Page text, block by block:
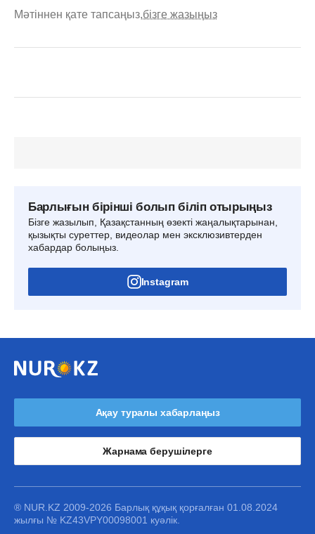
Мәтіннен қате тапсаңыз,бізге жазыңыз
Барлығын бірінші болып біліп отырыңыз
Бізге жазылып, Қазақстанның өзекті жаңалықтарынан,
қызықты суреттер, видеолар мен эксклюзивтерден
хабардар болыңыз.
Instagram
Ақау туралы хабарлаңыз
Жарнама берушілерге
® NUR.KZ 2009-2026 Барлық құқық қорғалған 01.08.2024
жылғы № KZ43VPY00098001 куәлік.